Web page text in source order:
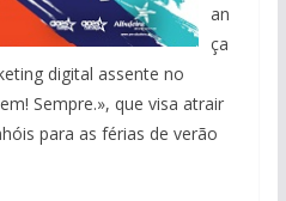
an
ça
digital assente no
Sempre.», que visa atrair
para as férias de verão